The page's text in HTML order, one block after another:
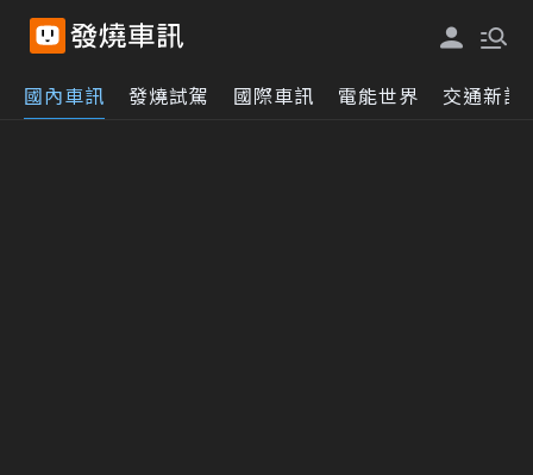
國內車訊 發燒試駕 國際車訊 電能世界 交通新訊